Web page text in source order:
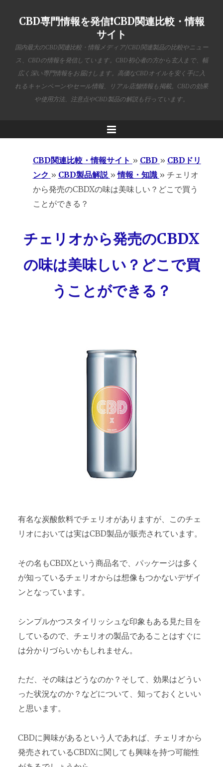
CBD専門情報を発信❗️CBD関連比較・情報
サイト
国内最大のCBD関連比較・情報メディア/CBD関連製品の比較やニュー
ス、CBDの情報を発信しています。CBD初心者の方から玄人まで、幅
広く深い専門情報をお届けします。高価なCBDオイルを安く手に入
れるキャンペーンやセール情報、リアル店舗情報も掲載。CBDの効果
や使用方法、注意点やCBD製品の解説も行っています。
Menu
CBD関連比較・情報サイト » CBD » CBDドリ
ンク » CBD製品解説 »情報・知識 » チェリオ
から発売のCBDXの味は美味しい？どこで買う
ことができる？
チェリオから発売のCBDX
の味は美味しい？どこで買
うことができる？
有名な炭酸飲料でチェリオがありますが、このチェ
リオにおいては実はCBD製品が販売されています。
その名もCBDXという商品名で、パッケージは多く
が知っているチェリオからは想像もつかないデザイ
ンとなっています。
シンプルかつスタイリッシュな印象もある見た目を
しているので、チェリオの製品であることはすぐに
は分かりづらいかもしれません。
ただ、その味はどうなのか？そして、効果はどうい
った状況なのか？などについて、知っておくといい
と思います。
CBDに興味があるという人であれば、チェリオから
発売されているCBDXに関しても興味を持つ可能性